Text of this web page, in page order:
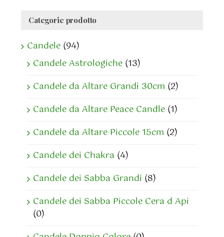
Categorie prodotto
Candele (94)
Candele Astrologiche (13)
Candele da Altare Grandi 30cm (2)
Candele da Altare Peace Candle (1)
Candele da Altare Piccole 15cm (2)
Candele dei Chakra (4)
Candele dei Sabba Grandi (8)
Candele dei Sabba Piccole Cera d Api
(0)